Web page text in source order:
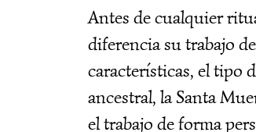
Antes de cualquier
diferencia su trabajo
características, el tipo
ancestral, la Santa
el trabajo de forma